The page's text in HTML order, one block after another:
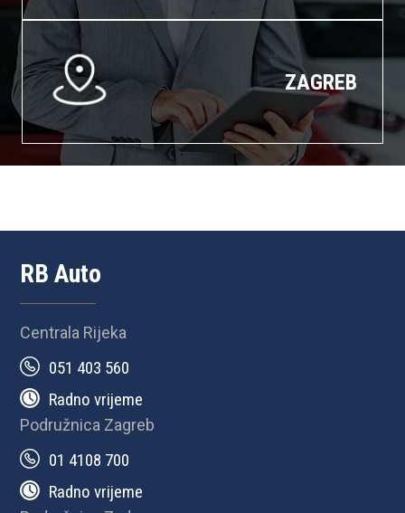
ZAGREB
RB Auto
Centrala Rijeka
051 403 560
Radno vrijeme
Podružnica Zagreb
01 4108 700
Radno vrijeme